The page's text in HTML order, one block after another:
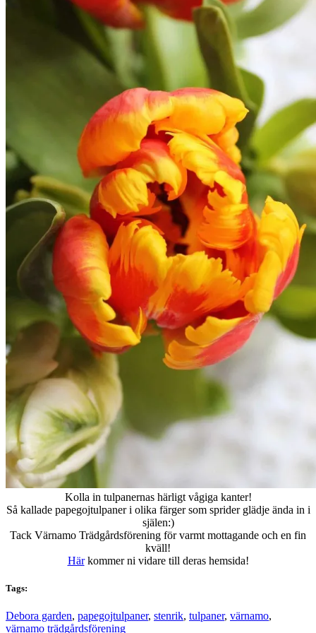
Kolla in tulpanernas härligt vågiga kanter!
Så kallade papegojtulpaner i olika färger som sprider glädje ända in i
själen:)
Tack Värnamo Trädgårdsförening för varmt mottagande och en fin
kväll!
Härkommer ni vidare till deras hemsida!
Tags:
Debora garden, papegojtulpaner, stenrik, tulpaner, värnamo,
värnamo trädgårdsförening